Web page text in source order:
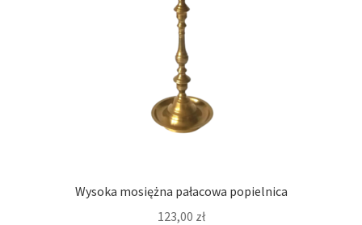
Wysoka mosiężna pałacowa popielnica
123,00 zł